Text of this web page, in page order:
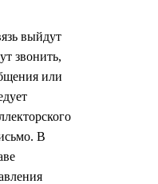
выйдут
звонить,
или
В